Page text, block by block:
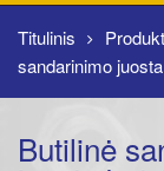
Naujienos
Produktai
Kontaktai
Titulinis
sandarinimo
Butilinė